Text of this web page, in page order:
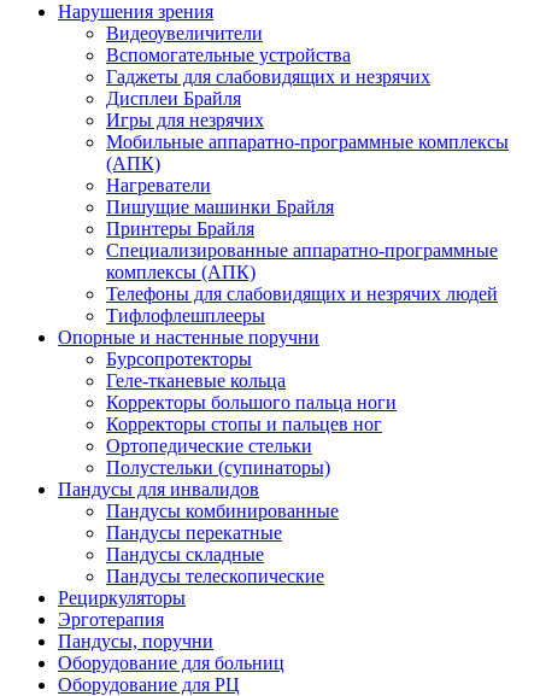
Нарушения зрения
Видеоувеличители
Вспомогательные устройства
Гаджеты для слабовидящих и незрячих
Дисплеи Брайля
Игры для незрячих
Мобильные аппаратно-программные комплексы
(АПК)
Нагреватели
Пишущие машинки Брайля
Принтеры Брайля
Специализированные аппаратно-программные
комплексы (АПК)
Телефоны для слабовидящих и незрячих людей
Тифлофлешплееры
Опорные и настенные поручни
Бурсопротекторы
Геле-тканевые кольца
Корректоры большого пальца ноги
Корректоры стопы и пальцев ног
Ортопедические стельки
Полустельки (супинаторы)
Пандусы для инвалидов
Пандусы комбинированные
Пандусы перекатные
Пандусы складные
Пандусы телескопические
Рециркуляторы
Эрготерапия
Пандусы, поручни
Оборудование для больниц
Оборудование для РЦ